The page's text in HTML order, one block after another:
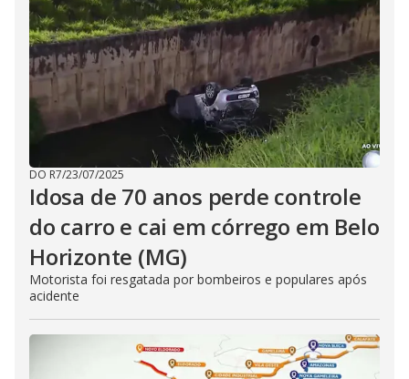
DO R7/23/07/2025
Idosa de 70 anos perde controle
do carro e cai em córrego em Belo
Horizonte (MG)
Motorista foi resgatada por bombeiros e populares após
acidente